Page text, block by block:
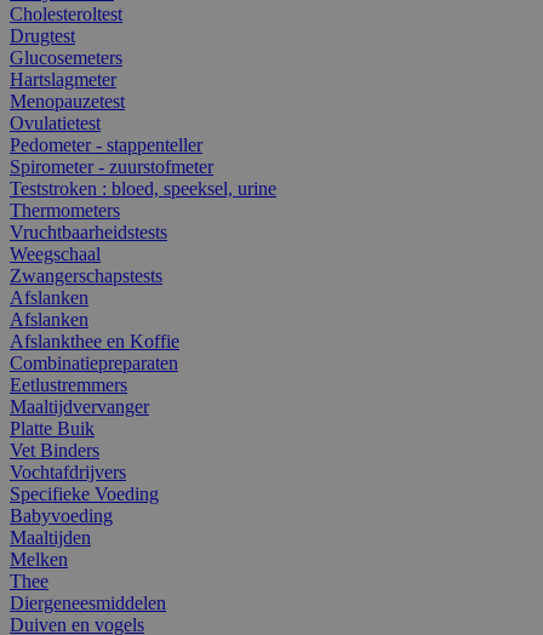
Cholesteroltest
Drugtest
Glucosemeters
Hartslagmeter
Menopauzetest
Ovulatietest
Pedometer - stappenteller
Spirometer - zuurstofmeter
Teststroken : bloed, speeksel, urine
Thermometers
Vruchtbaarheidstests
Weegschaal
Zwangerschapstests
Afslanken
Afslanken
Afslankthee en Koffie
Combinatiepreparaten
Eetlustremmers
Maaltijdvervanger
Platte Buik
Vet Binders
Vochtafdrijvers
Specifieke Voeding
Babyvoeding
Maaltijden
Melken
Thee
Diergeneesmiddelen
Duiven en vogels